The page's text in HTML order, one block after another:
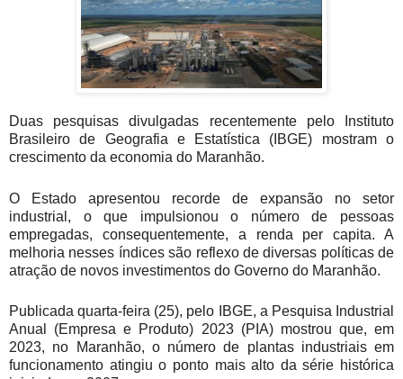
Duas pesquisas divulgadas recentemente pelo Instituto
Brasileiro de Geografia e Estatística (IBGE) mostram o
crescimento da economia do Maranhão.
O Estado apresentou recorde de expansão no setor
industrial, o que impulsionou o número de pessoas
empregadas, consequentemente, a renda per capita. A
melhoria nesses índices são reflexo de diversas políticas de
atração de novos investimentos do Governo do Maranhão.
Publicada quarta-feira (25), pelo IBGE, a Pesquisa Industrial
Anual (Empresa e Produto) 2023 (PIA) mostrou que, em
2023, no Maranhão, o número de plantas industriais em
funcionamento atingiu o ponto mais alto da série histórica